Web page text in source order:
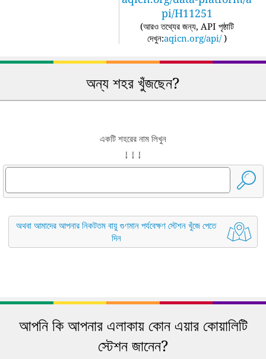
pi/H11251
(আরও তথ্যের জন্য, API পৃষ্ঠাটি
দেখুন:aqicn.org/api/ )
অন্য শহর খুঁজছেন?
একটি শহরের নাম লিখুন
↓ ↓ ↓
অথবা আমাদের আপনার নিকটতম বায়ু গুণমান পর্যবেক্ষণ স্টেশন খুঁজে পেতে
দিন
আপনি কি আপনার এলাকায় কোন এয়ার কোয়ালিটি
স্টেশন জানেন?